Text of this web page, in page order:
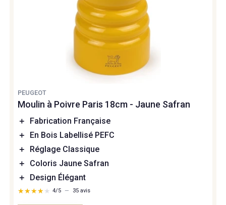
PEUGEOT
Moulin à Poivre Paris 18cm - Jaune Safran
＋
Fabrication Française
＋
En Bois Labellisé PEFC
＋
Réglage Classique
＋
Coloris Jaune Safran
＋
Design Élégant
★★★★★
★★★★★ 4/5 — 35 avis